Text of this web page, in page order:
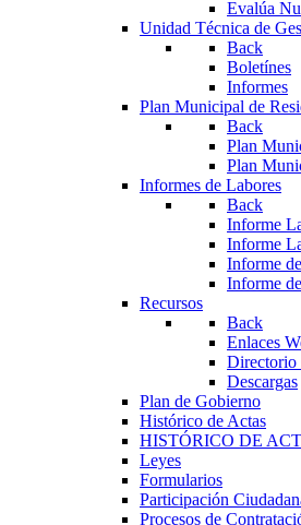
Evalúa
Unidad Técnica de
Back
Boletínes
Informes
Plan Municipal de
Back
Plan
Plan
Informes de Labores
Back
Informe
Informe
Informe
Informe
Recursos
Back
Enlaces
Directorio
Descargas
Plan de Gobierno
Histórico de Actas
HISTÓRICO DE
Leyes
Formularios
Participación
Procesos de